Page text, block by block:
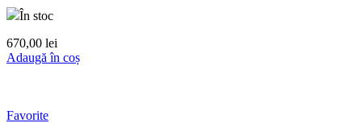
În stoc
670,00 lei
Adaugă în coș
Favorite